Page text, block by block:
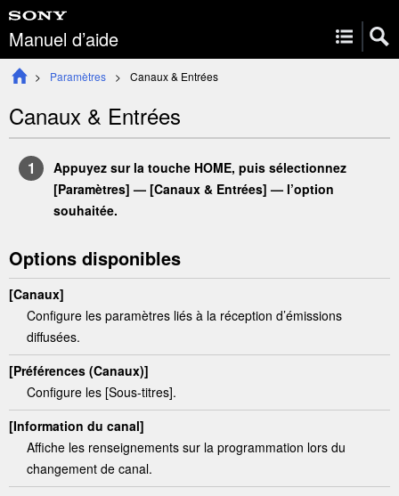
Manuel d’aide
Paramètres Canaux & Entrées
Canaux & Entrées
Appuyez sur la touche HOME, puis sélectionnez
[Paramètres] — [Canaux & Entrées] — l’option
souhaitée.
Options disponibles
[Canaux]
Configure les paramètres liés à la réception d’émissions
diffusées.
[Préférences (Canaux)]
Configure les [Sous-titres].
[Information du canal]
Affiche les renseignements sur la programmation lors du
changement de canal.